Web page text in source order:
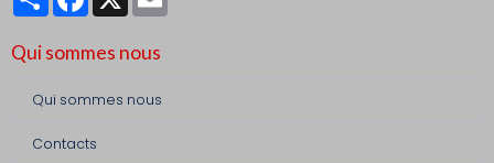
Qui sommes nous
Qui sommes nous
Contacts